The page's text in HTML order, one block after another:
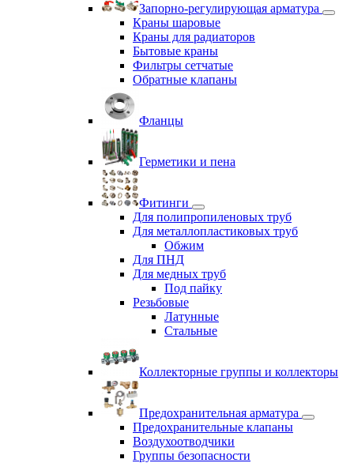
Запорно-регулирующая арматура
Краны шаровые
Краны для радиаторов
Бытовые краны
Фильтры сетчатые
Обратные клапаны
Фланцы
Герметики и пена
Фитинги
Для полипропиленовых труб
Для металлопластиковых труб
Обжим
Для ПНД
Для медных труб
Под пайку
Резьбовые
Латунные
Cтальные
Коллекторные группы и коллекторы
Предохранительная арматура
Предохранительные клапаны
Воздухоотводчики
Группы безопасности